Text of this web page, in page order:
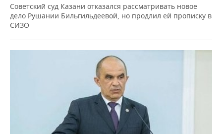
Советский суд Казани отказался рассматривать новое
дело Рушании Бильгильдеевой, но продлил ей прописку в
СИЗО